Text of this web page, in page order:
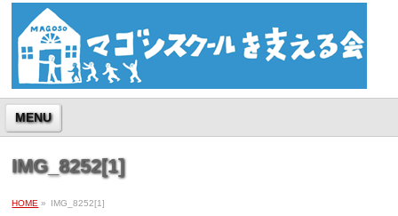
MENU
IMG_8252[1]
HOME » IMG_8252[1]